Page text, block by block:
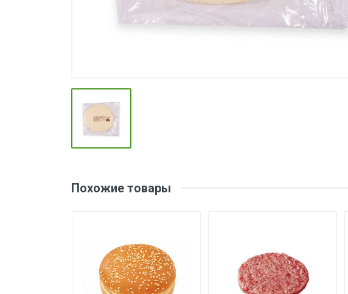
СЛИВОЧНОЕ
КОНФЕТЫ, ШОКОЛАД
МОЛОЧНАЯ ПРОДУКЦИЯ( длит.
хранения)
КЕТЧУПЫ, МАЙОНЕЗЫ, СОУСЫ
КОНСЕРВЫ ОВОЩНЫЕ
ВСЕ ДЛЯ СУШИ
ЗАПРАВКИ И МАРИНАДЫ
ФАСТ ФУД
Похожие товары